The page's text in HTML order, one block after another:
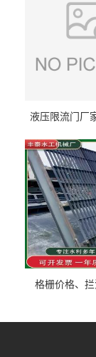
液压限流门厂
泰
格栅价格、拦